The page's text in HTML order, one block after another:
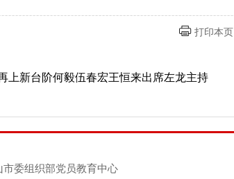
打印本页
上新台阶何毅伍春宏王恒来出席左龙主持
市委组织部党员教育中心